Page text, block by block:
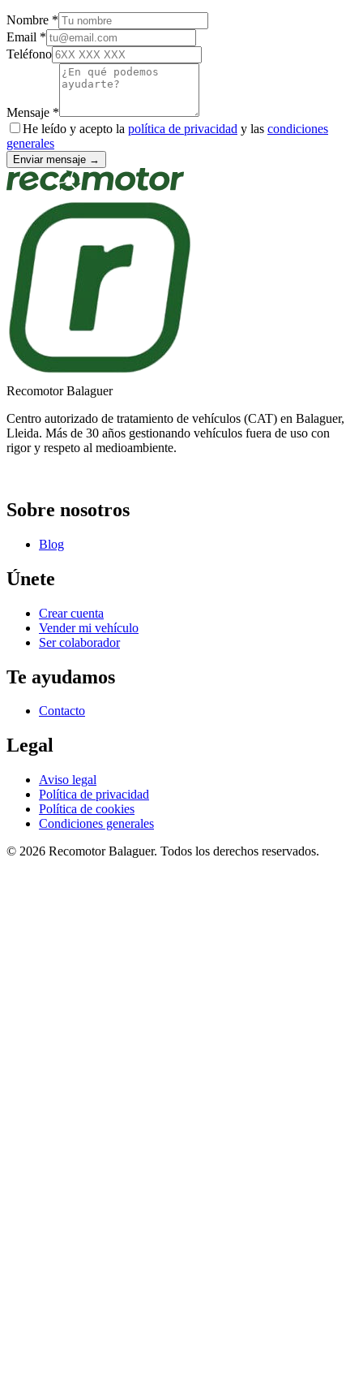
Nombre *
Email *
Teléfono
Mensaje *
He leído y acepto la política de privacidad y las condiciones
generales
Enviar mensaje →
Recomotor Balaguer
Centro autorizado de tratamiento de vehículos (CAT) en Balaguer,
Lleida. Más de 30 años gestionando vehículos fuera de uso con
rigor y respeto al medioambiente.
Sobre nosotros
Blog
Únete
Crear cuenta
Vender mi vehículo
Ser colaborador
Te ayudamos
Contacto
Legal
Aviso legal
Política de privacidad
Política de cookies
Condiciones generales
© 2026 RecomotorBalaguer. Todos los derechos reservados.